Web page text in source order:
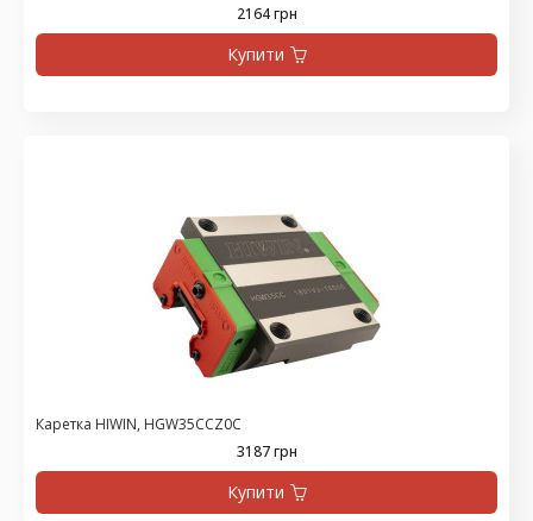
2164 грн
Купити
Каретка HIWIN, HGW35CCZ0C
3187 грн
Купити